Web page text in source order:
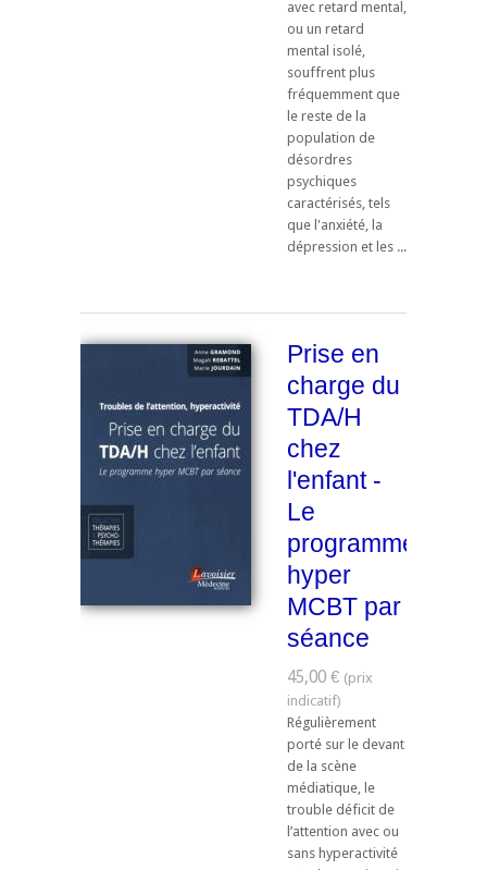
avec retard mental,
ou un retard
mental isolé,
souffrent plus
fréquemment que
le reste de la
population de
désordres
psychiques
caractérisés, tels
que l'anxiété, la
dépression et les ...
Prise en
charge du
TDA/H
chez
l'enfant -
Le
programme
hyper
MCBT par
séance
45,00 €
Régulièrement
porté sur le devant
de la scène
médiatique, le
trouble déficit de
l’attention avec ou
sans hyperactivité